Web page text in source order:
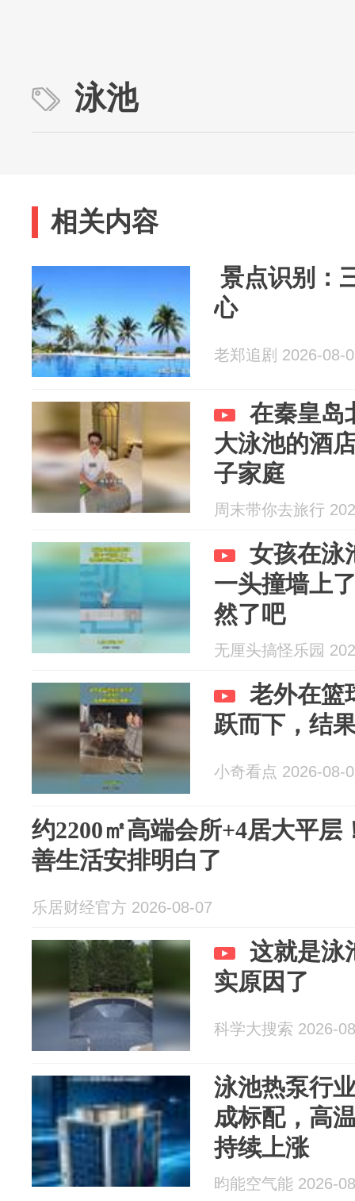
泳池
相关内容
景点识别：
心
老郑追剧 2026-08-
在秦皇岛
大泳池的酒
子家庭
周末带你去旅行
女孩在泳
一头撞墙上
然了吧
无厘头搞怪乐园
老外在篮
跃而下，结
小奇看点 2026-08-
约2200㎡高端会所+4居大平层
善生活安排明白了
乐居财经官方 2026-08-07
这就是泳
实原因了
科学大搜索 2026-
泳池热泵行
成标配，高
持续上涨
昀能空气能 2026-